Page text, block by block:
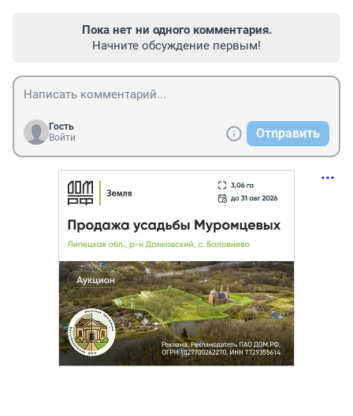
Пока нет ни одного комментария.
Начните обсуждение первым!
Гость
Войти
Отправить